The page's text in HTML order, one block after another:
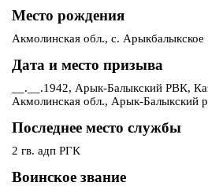
Место рождения
Акмолинская обл., с. Арыкбалыкское
Дата и место призыва
__.__.1942, Арык-Балыкский РВК,
Акмолинская обл., Арык-Балыкский
Последнее место службы
2 гв. адп РГК
Воинское звание